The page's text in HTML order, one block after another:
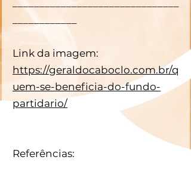
____________
Link da imagem:
https://geraldocaboclo.com.br/q
uem-se-beneficia-do-fundo-
partidario/
Referências: